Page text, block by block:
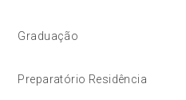
Graduação
Preparatório Residência